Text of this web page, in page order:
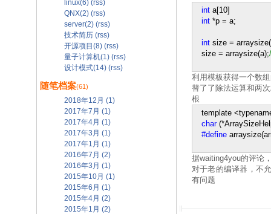
linux(6) (rss)
QNX(2) (rss)
server(2) (rss)
技术简历 (rss)
开源项目(8) (rss)
量子计算机(1) (rss)
设计模式(14) (rss)
随笔档案(61)
2018年12月 (1)
2017年7月 (1)
2017年4月 (1)
2017年3月 (1)
2017年1月 (1)
2016年7月 (2)
2016年3月 (1)
2015年10月 (1)
2015年6月 (1)
2015年4月 (2)
2015年1月 (2)
int a[10]
int *p = a;
int size =
size = arraysize(a);
利用模板获得一个数
替了了除法运算和两
根
template <
char(*
#define
据waiting4you的评论
对于老的编译器，不
有问题